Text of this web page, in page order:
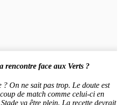
rencontre face aux Verts ?
On ne sait pas trop. Le doute est
de match comme celui-ci en
va être plein. La recette devrait